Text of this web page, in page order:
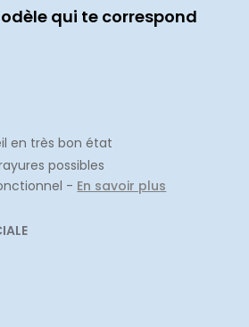
qui te correspond
en très bon état
possibles
- En savoir plus